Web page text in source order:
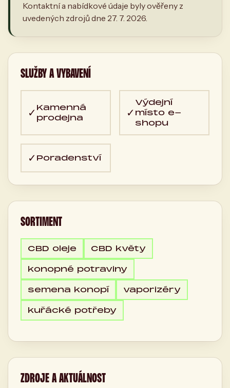
Kontaktní a nabídkové údaje byly ověřeny z
uvedených zdrojů dne 27. 7. 2026.
SLUŽBY A VYBAVENÍ
✓ Kamenná
prodejna
✓
Výdejní
místo e-
shopu
✓ Poradenství
SORTIMENT
CBD oleje CBD květy
konopné potraviny
semena konopí vaporizéry
kuřácké potřeby
ZDROJE A AKTUÁLNOST